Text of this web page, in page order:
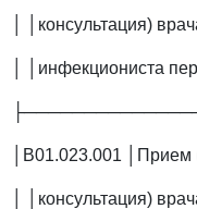
│ │консультация)
│ │инфекциониста
│B01.023.001 │Прием
│ │консультация)